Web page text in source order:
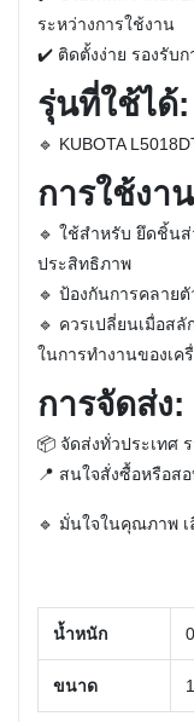
ระหว่างการใช้งาน
✔️ ติดตั้งง่าย รองรับ
รุ่นที่ใช้ได้:
🔹 KUBOTA
การใช้งา
🔹 ใช้สำหรับ ยึดชิ้นส่
ประสิทธิภาพ
🔹 ป้องกันการคลาย
🔹 ควรเปลี่ยนเมื่อสลั
ในการทำงานของเค
การจัดส่ง:
📦 จัดส่งทั่วประเทศ
📍 สนใจสั่งซื้อหรือส
🔹 มั่นใจในคุณภาพ เ
น้ำหนัก
ขนาด